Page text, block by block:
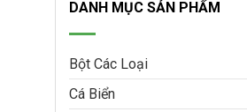
DANH MỤC SẢN PHẨM
Bột Các Loại
Cá Biển